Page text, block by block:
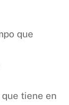
que
tiene en